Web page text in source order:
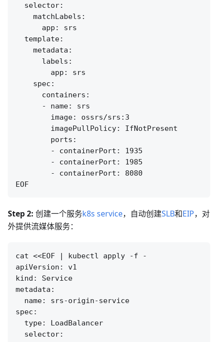
  selector:
    matchLabels:
      app: srs
  template:
    metadata:
      labels:
        app: srs
    spec:
      containers:
      - name: srs
        image: ossrs/srs:3
        imagePullPolicy: IfNotPresent
        ports:
        - containerPort: 1935
        - containerPort: 1985
        - containerPort: 8080
Step 2: 创建一个服务k8s service，自动创建SLB和EIP，对
外提供流媒体服务：
cat <<EOF | kubectl apply -f -
apiVersion: v1
kind: Service
metadata:
  name: srs-origin-service
spec:
  type: LoadBalancer
  selector: